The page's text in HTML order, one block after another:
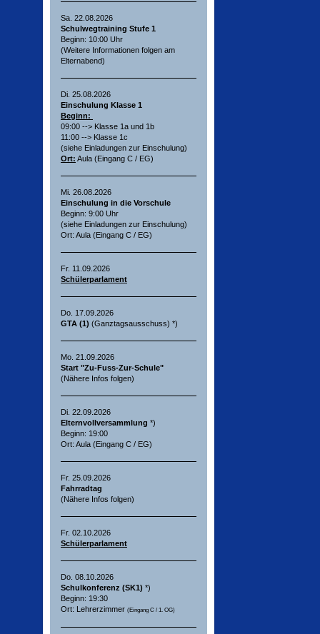
Sa. 22.08.2026
Schulwegtraining Stufe 1
Beginn: 10:00 Uhr
(Weitere Informationen folgen am
Elternabend)
Di. 25.08.2026
Einschulung Klasse 1
Beginn:
09:00 --> Klasse 1a und 1b
11:00 --> Klasse 1c
(siehe Einladungen zur Einschulung)
Ort: Aula (Eingang C / EG)
Mi. 26.08.2026
Einschulung in die Vorschule
Beginn: 9:00 Uhr
(siehe Einladungen zur Einschulung)
Ort: Aula (Eingang C / EG)
Fr. 11.09.2026
Schülerparlament
Do. 17.09.2026
GTA (1) (Ganztagsausschuss) *)
Mo. 21.09.2026
Start "Zu-Fuss-Zur-Schule"
(Nähere Infos folgen)
Di. 22.09.2026
Elternvollversammlung *)
Beginn: 19:00
Ort: Aula (Eingang C / EG)
Fr. 25.09.2026
Fahrradtag
(Nähere Infos folgen)
Fr. 02.10.2026
Schülerparlament
Do. 08.10.2026
Schulkonferenz (SK1) *)
Beginn: 19:30
Ort: Lehrerzimmer (Eingang C / 1. OG)